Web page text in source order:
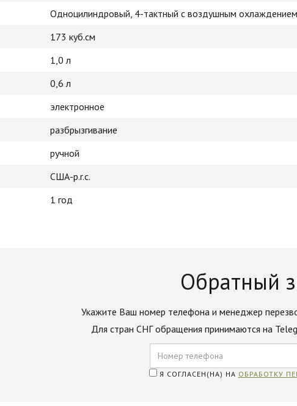
Одноцилиндровый, 4-тактный с воздушным охлаждением
173 куб.см
1,0 л
0,6 л
электронное
разбрызгивание
ручной
США-p.r.c.
1 год
Обратный
Укажите Ваш номер телефона и менеджер
Для стран СНГ обращения принимаются на
Я СОГЛАСЕН(НА) НА ОБРАБОТКУ